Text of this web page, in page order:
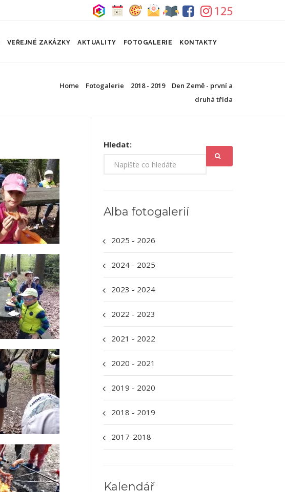
VEŘEJNÉ ZAKÁZKY AKTUALITY FOTOGALERIE KONTAKTY
Home Fotogalerie 2018 - 2019
Den Země - první a
druhá třída
Hledat:
Alba fotogalerií
2025 - 2026
2024 - 2025
2023 - 2024
2022 - 2023
2021 - 2022
2020 - 2021
2019 - 2020
2018 - 2019
2017-2018
Kalendář